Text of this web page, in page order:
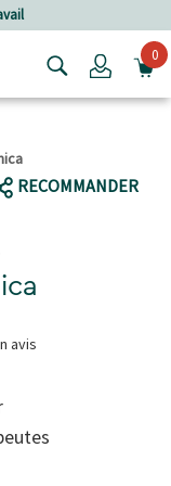
Login0
RECOMMANDER
avis